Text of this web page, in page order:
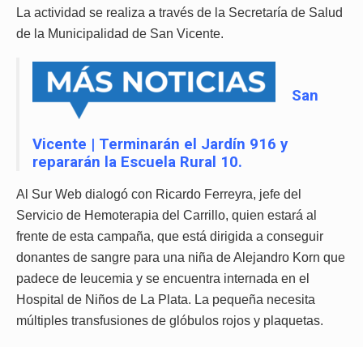
La actividad se realiza a través de la Secretaría de Salud
de la Municipalidad de San Vicente.
San
Vicente | Terminarán el Jardín 916 y
repararán la Escuela Rural 10.
Al Sur Web dialogó con Ricardo Ferreyra, jefe del
Servicio de Hemoterapia del Carrillo, quien estará al
frente de esta campaña, que está dirigida a conseguir
donantes de sangre para una niña de Alejandro Korn que
padece de leucemia y se encuentra internada en el
Hospital de Niños de La Plata. La pequeña necesita
múltiples transfusiones de glóbulos rojos y plaquetas.